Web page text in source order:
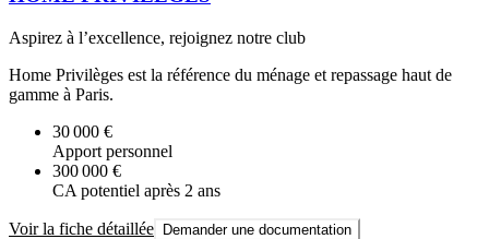
Aspirez à l’excellence, rejoignez notre club
Home Privilèges est la référence du ménage et repassage haut de
gamme à Paris.
30 000 €
Apport personnel
300 000 €
CA potentiel après 2 ans
Voir la fiche détaillée Demander une documentation